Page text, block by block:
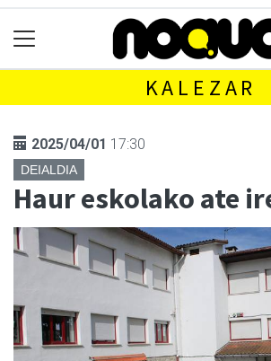
KALEZAR
2025/04/01 17:30
DEIALDIA
Haur eskolako ate